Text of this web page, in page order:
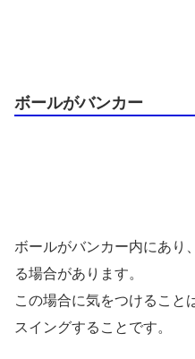
ボールがバンカー
ボールがバンカー内にあり
る場合があります。
この場合に気をつけること
スイングすることです。